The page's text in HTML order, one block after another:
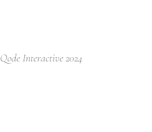
Qode Interactive 2024